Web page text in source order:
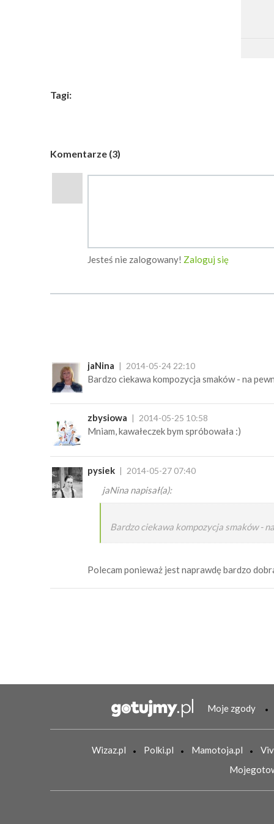
Tagi:
Komentarze (3)
Jesteś nie zalogowany! Zaloguj się
jaNina 2014-05-24 22:10
Bardzo ciekawa kompozycja smaków - na
zbysiowa 2014-05-25 10:58
Mniam, kawałeczek bym spróbowała :)
pysiek 2014-05-27 07:40
jaNina napisał(a):
Bardzo ciekawa kompozycja smaków -
Polecam ponieważ jest naprawdę bardzo
Moje zgody
Wizaz.pl Polki.pl Mamotoja.pl